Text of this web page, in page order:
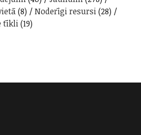
(8) Noderīgi resursi(28)
tīkli(19)